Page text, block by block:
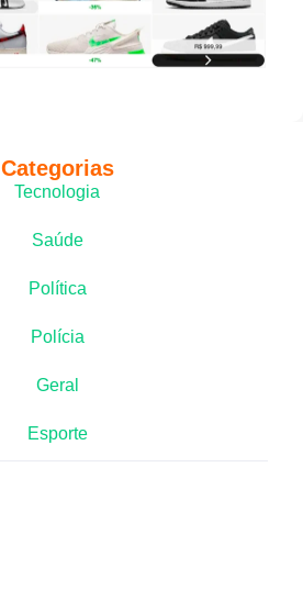
Categorias
Tecnologia
Saúde
Política
Polícia
Geral
Esporte